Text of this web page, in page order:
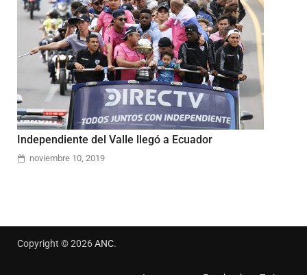
Independiente del Valle llegó a Ecuador
noviembre 10, 2019
Copyright © 2026ANC.